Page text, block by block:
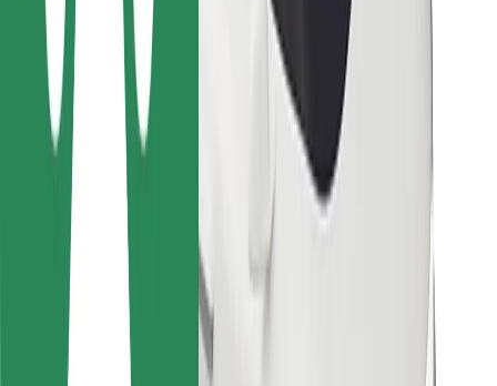
Autoparku īpašniekiem
Restorāniem
Bolt for Business
Cits
Piegādātāji
Noteikumi un nosacījumi
Sīkdatnes
Drošība
Saņem braucienu minūšu laikā!